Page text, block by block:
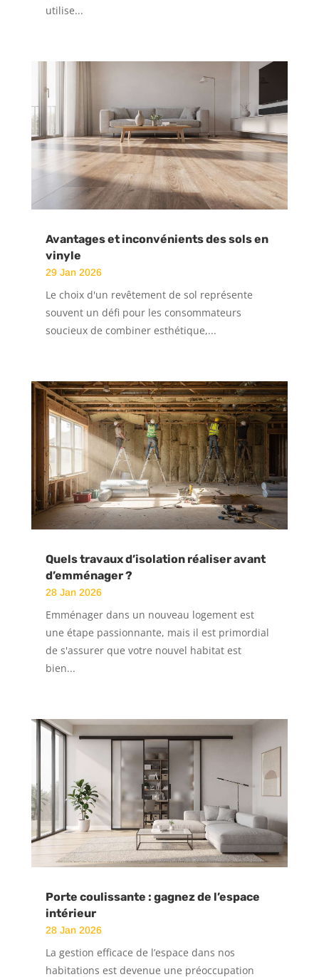
utilise...
Avantages et inconvénients des sols en
vinyle
29 Jan 2026
Le choix d'un revêtement de sol représente
souvent un défi pour les consommateurs
soucieux de combiner esthétique,...
Quels travaux d’isolation réaliser avant
d’emménager ?
28 Jan 2026
Emménager dans un nouveau logement est
une étape passionnante, mais il est primordial
de s'assurer que votre nouvel habitat est
bien...
Porte coulissante : gagnez de l’espace
intérieur
28 Jan 2026
La gestion efficace de l’espace dans nos
habitations est devenue une préoccupation